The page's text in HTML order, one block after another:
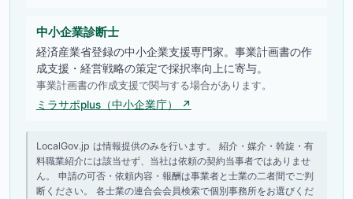
中小企業診断士
経済産業省登録の中小企業支援専門家。事業計画書の作
成支援・経営戦略の策定で採択率向上に寄与。
事業計画書の作成支援で関与する場合があります。
ミラサポplus（中小企業庁） ↗
LocalGov.jp は情報提供のみを行います。 紹介・媒介・斡旋・有
料職業紹介には該当せず、当社は依頼の契約当事者ではありませ
ん。 申請の可否・依頼内容・報酬は事業者と士業の二者間でご判
断ください。 各士業の連合会会員検索で個別事務所をお選びくだ